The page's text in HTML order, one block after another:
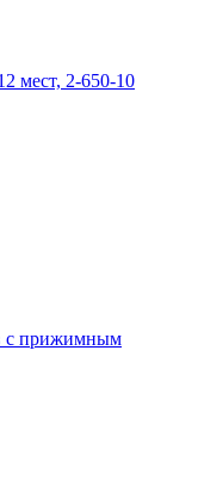
мест, 2-650-10
с прижимным